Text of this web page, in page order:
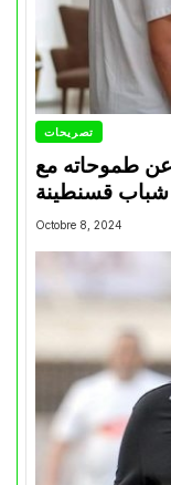
تصريحات
عن طموحاته مع
شباب قسنطينة
Octobre 8, 2024